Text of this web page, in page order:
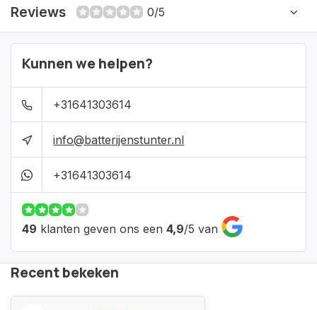
Reviews 0/5
Kunnen we helpen?
+31641303614
info@batterijenstunter.nl
+31641303614
49 klanten geven ons een 4,9/5 van
Recent bekeken